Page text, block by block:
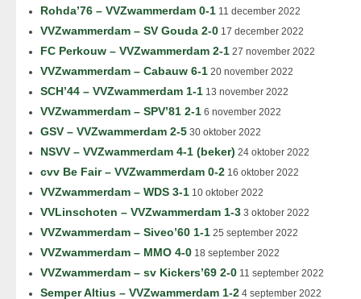
Rohda’76 – VVZwammerdam 0-1 11 december 2022
VVZwammerdam – SV Gouda 2-0 17 december 2022
FC Perkouw – VVZwammerdam 2-1 27 november 2022
VVZwammerdam – Cabauw 6-1 20 november 2022
SCH’44 – VVZwammerdam 1-1 13 november 2022
VVZwammerdam – SPV’81 2-1 6 november 2022
GSV – VVZwammerdam 2-5 30 oktober 2022
NSVV – VVZwammerdam 4-1 (beker) 24 oktober 2022
cvv Be Fair – VVZwammerdam 0-2 16 oktober 2022
VVZwammerdam – WDS 3-1 10 oktober 2022
VVLinschoten – VVZwammerdam 1-3 3 oktober 2022
VVZwammerdam – Siveo’60 1-1 25 september 2022
VVZwammerdam – MMO 4-0 18 september 2022
VVZwammerdam – sv Kickers’69 2-0 11 september 2022
Semper Altius – VVZwammerdam 1-2 4 september 2022